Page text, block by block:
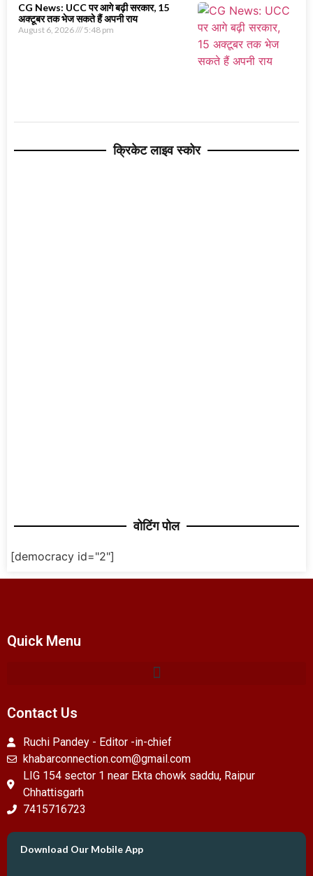
CG News: UCC पर आगे बढ़ी सरकार, 15
अक्टूबर तक भेज सकते हैं अपनी राय
August 6, 2026 5:48 pm
क्रिकेट लाइव स्कोर
वोटिंग पोल
[democracy id="2"]
Quick Menu
Contact Us
Ruchi Pandey - Editor -in-chief
khabarconnection.com@gmail.com
LIG 154 sector 1 near Ekta chowk saddu, Raipur
Chhattisgarh
7415716723
Download Our Mobile App